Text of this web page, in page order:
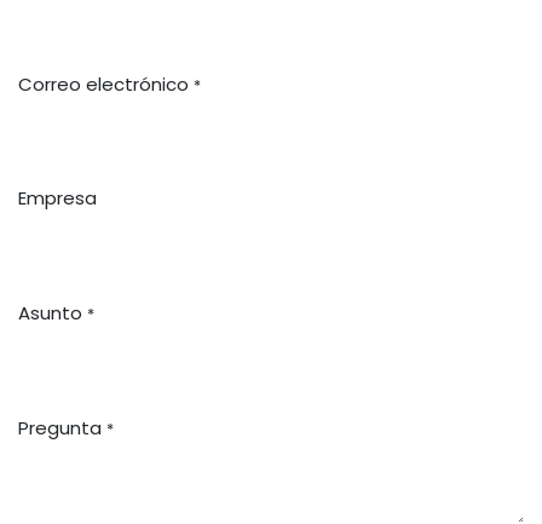
Correo electrónico *
Empresa
Asunto *
Pregunta *